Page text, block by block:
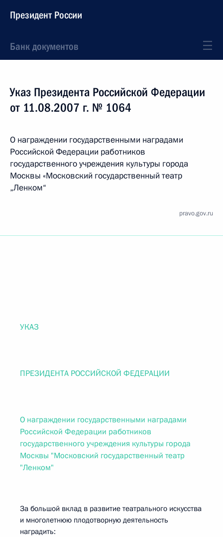
Президент России
Банк документов
Указ Президента Российской Федерации
от 11.08.2007 г. № 1064
О награждении государственными наградами
Российской Федерации работников
государственного учреждения культуры города
Москвы «Московский государственный театр
„Ленком“
pravo.gov.ru
УКАЗ
ПРЕЗИДЕНТА РОССИЙСКОЙ ФЕДЕРАЦИИ
О награждении государственными наградами
Российской Федерации работников
государственного учреждения культуры города
Москвы "Московский государственный театр
"Ленком"
За большой вклад в развитие театрального искусства
и многолетнюю плодотворную деятельность
наградить: